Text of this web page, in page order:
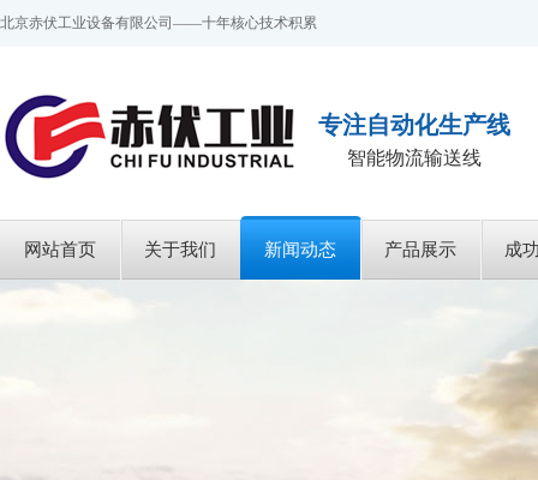
北京赤伏工业设备有限公司——十年核心技术积累
专注自动化生产线
智能物流输送线
网站首页 关于我们 新闻动态 产品展示 成